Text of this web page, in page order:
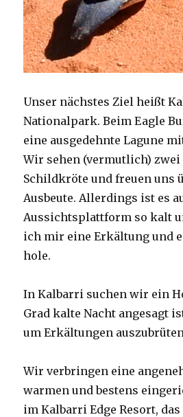
Unser nächstes Ziel heißt
Nationalpark. Beim Eagle
eine ausgedehnte Lagune
Wir sehen (vermutlich) zwei
Schildkröte und freuen uns
Ausbeute. Allerdings ist es
Aussichtsplattform so kalt
ich mir eine Erkältung und
hole.
In Kalbarri suchen wir ein
Grad kalte Nacht angesagt
um Erkältungen
Wir verbringen eine
warmen und bestens
im Kalbarri Edge Resort,